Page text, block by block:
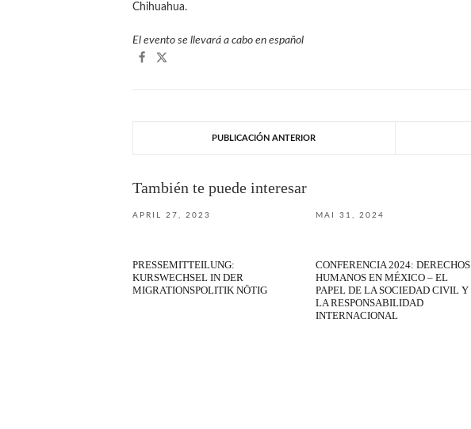
Chihuahua.
El evento se llevará a cabo en español
PUBLICACIÓN ANTERIOR
También te puede interesar
APRIL 27, 2023
PRESSEMITTEILUNG:
KURSWECHSEL IN DER
MIGRATIONSPOLITIK NÖTIG
MAI 31, 2024
CONFERENCIA 2024: DERECHOS
HUMANOS EN MÉXICO – EL
PAPEL DE LA SOCIEDAD CIVIL Y
LA RESPONSABILIDAD
INTERNACIONAL